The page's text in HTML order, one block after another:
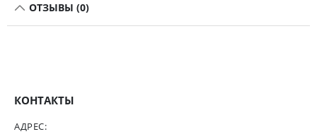
ОТЗЫВЫ (0)
КОНТАКТЫ
АДРЕС: